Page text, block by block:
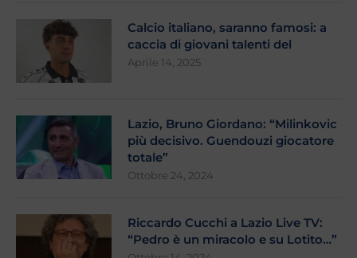
Calcio italiano, saranno famosi: a
caccia di giovani talenti del
Aprile 14, 2025
Lazio, Bruno Giordano: “Milinkovic
più decisivo. Guendouzi giocatore
totale”
Ottobre 24, 2024
Riccardo Cucchi a Lazio Live TV:
“Pedro è un miracolo e su Lotito…”